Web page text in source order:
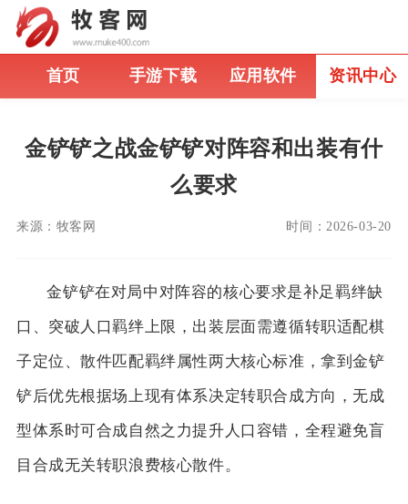
首页 手游下载 应用软件 资讯中心
金铲铲之战金铲铲对阵容和出装有什
么要求
来源： 牧客网 时间： 2026-03-20
金铲铲在对局中对阵容的核心要求是补足羁绊缺
口、突破人口羁绊上限，出装层面需遵循转职适配棋
子定位、散件匹配羁绊属性两大核心标准，拿到金铲
铲后优先根据场上现有体系决定转职合成方向，无成
型体系时可合成自然之力提升人口容错，全程避免盲
目合成无关转职浪费核心散件。